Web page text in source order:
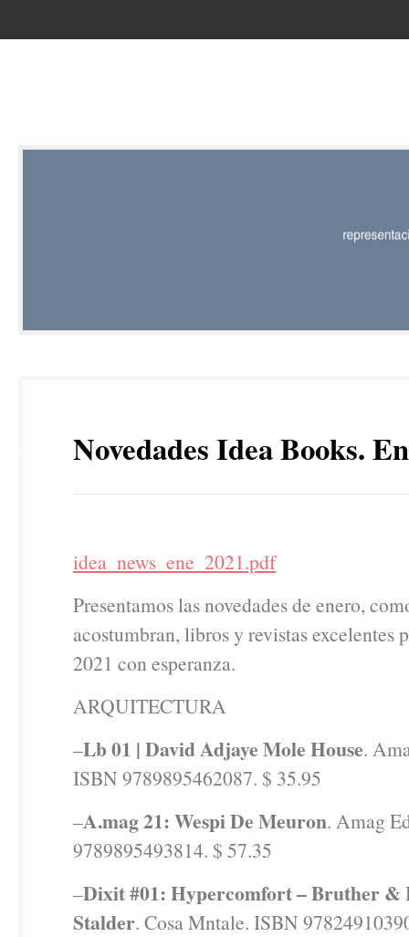
Novedades Idea Books.
idea_news_ene_2021.pdf
Presentamos las novedades de enero,
acostumbran, libros y revistas excelentes
2021 con esperanza.
ARQUITECTURA
–Lb 01 | David Adjaye Mole House.
ISBN 9789895462087. $ 35.95
–A.mag 21: Wespi De Meuron. Amag
9789895493814. $ 57.35
–Dixit #01: Hypercomfort – Bruther &
Stalder. Cosa Mntale. ISBN